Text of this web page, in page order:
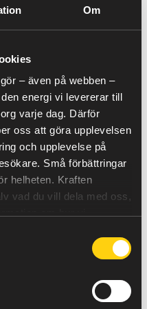
Om
– även på webben –
energi vi levererar till
varje dag. Därför
oss att göra upplevelsen
och upplevelse på
Små förbättringar
helheten. Kraften
vad du vill dela med oss,
är hög och
tidigare. För den som
märktes detta
året.
– signaler
att marknaden
med december
högre efterfrågan,
samt lägre
variation är svår att